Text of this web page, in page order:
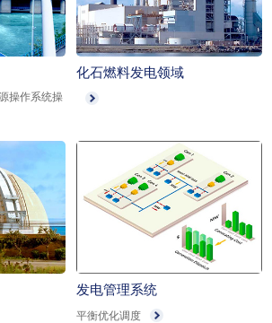
操作系统操
化石燃料发电领域
发电管理系统
平衡优化调度